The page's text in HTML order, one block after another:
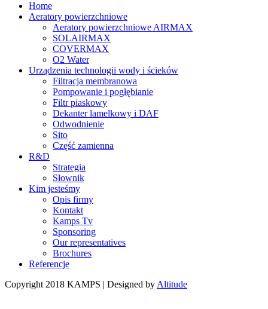
Home
Aeratory powierzchniowe
Aeratory powierzchniowe AIRMAX
SOLAIRMAX
COVERMAX
O2 Water
Urządzenia technologii wody i ścieków
Filtracja membranowa
Pompowanie i pogłębianie
Filtr piaskowy
Dekanter lamelkowy i DAF
Odwodnienie
Sito
Część zamienna
R&D
Strategia
Słownik
Kim jesteśmy
Opis firmy
Kontakt
Kamps Tv
Sponsoring
Our representatives
Brochures
Referencje
Copyright 2018 KAMPS | Designed byAltitude